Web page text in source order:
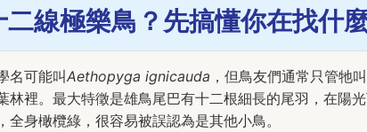
二線極樂鳥？先搞懂你在找什
名可能叫Aethopyga ignicauda ，但鳥友們通常只管牠
林裡。最大特徵是雄鳥尾巴有十二根細長的尾羽，在陽
全身橄欖綠，很容易被誤認為是其他小鳥。